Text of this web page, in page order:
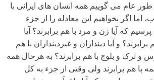
عام می گوییم همه انسان های ایرانی با
اما اگر بخواهیم این معادله را از جزء
که آیا زن و مرد با هم برابرند؟ آیا
و آیا دینداران و غیردینداران با هم
و ترک و بلوچ با هم برابرند؟ به هرحال همه
با هم برابرند ولی وقتی از جزء به کل